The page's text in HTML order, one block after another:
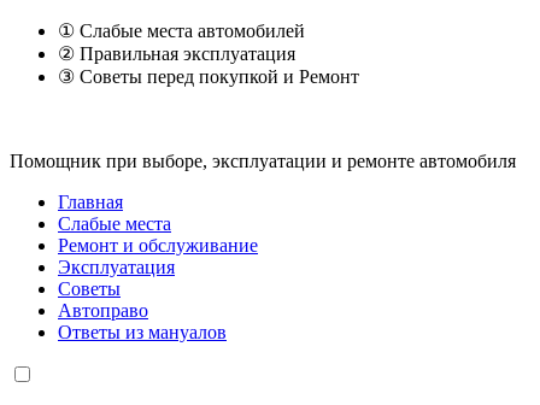
① Слабые места автомобилей
② Правильная эксплуатация
③ Советы перед покупкой и Ремонт
Помощник при выборе, эксплуатации и ремонте автомобиля
Главная
Слабые места
Ремонт и обслуживание
Эксплуатация
Советы
Автоправо
Ответы из мануалов